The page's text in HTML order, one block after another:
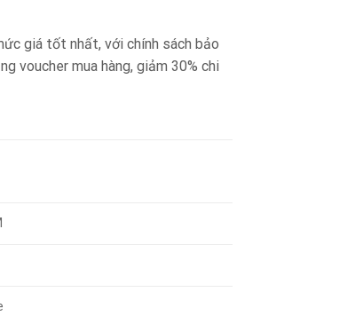
giá tốt nhất, với chính sách bảo
voucher mua hàng, giảm 30% chi